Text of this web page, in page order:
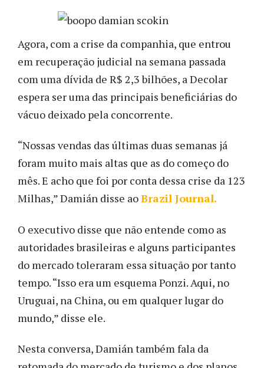
Agora, com a crise da companhia, que entrou
em recuperação judicial na semana passada
com uma dívida de R$ 2,3 bilhões, a Decolar
espera ser uma das principais beneficiárias do
vácuo deixado pela concorrente.
“Nossas vendas das últimas duas semanas já
foram muito mais altas que as do começo do
mês. E acho que foi por conta dessa crise da 123
Milhas,” Damián disse aoBrazil Journal.
O executivo disse que não entende como as
autoridades brasileiras e alguns participantes
do mercado toleraram essa situação por tanto
tempo. “Isso era um esquema Ponzi. Aqui, no
Uruguai, na China, ou em qualquer lugar do
mundo,” disse ele.
Nesta conversa, Damián também fala da